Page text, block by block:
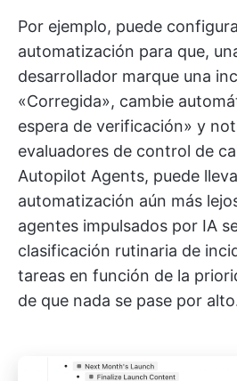
Por ejemplo, puede
automatización para que,
desarrollador marque una
«Corregida», cambie
espera de verificación» y
evaluadores de control de
Autopilot Agents, puede
automatización aún más
agentes impulsados por IA
clasificación rutinaria de
tareas en función de la
de que nada se pase por